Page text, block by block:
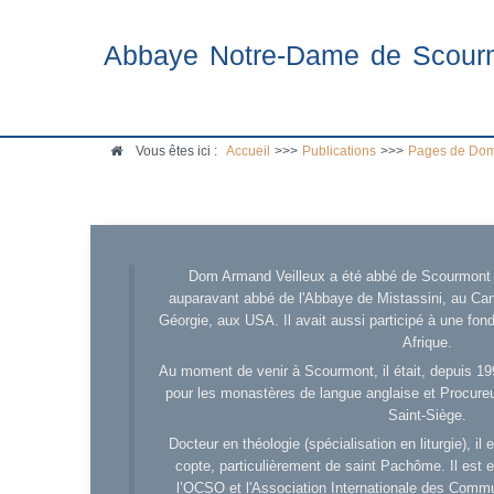
Abbaye Notre-Dame de
Vous êtes ici : Accueil >>> Publications >>> Pages de
Dom Armand Veilleux a été abbé de
auparavant abbé de l'Abbaye de Mistassini, au
Géorgie, aux USA. Il avait aussi participé à une
Afrique.
Au moment de venir à Scourmont, il était, depuis
pour les monastères de langue anglaise et
Saint-Siège.
Docteur en théologie (spécialisation en liturgie), il
copte, particulièrement de saint Pachôme. Il est
l’OCSO et l'Association Internationale des